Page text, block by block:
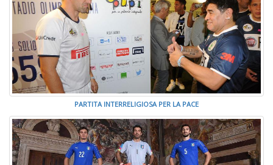
PARTITA INTERRELIGIOSA PER LA PACE